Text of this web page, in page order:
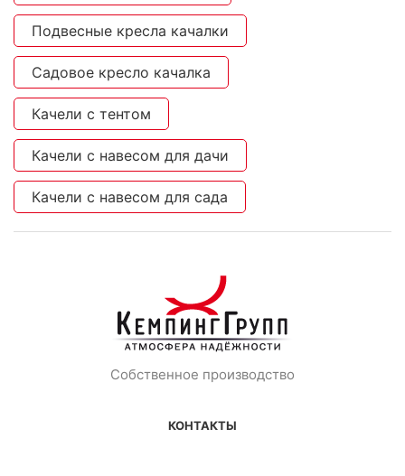
Подвесные кресла качалки
Садовое кресло качалка
Качели с тентом
Качели с навесом для дачи
Качели с навесом для сада
Собственное производство
КОНТАКТЫ